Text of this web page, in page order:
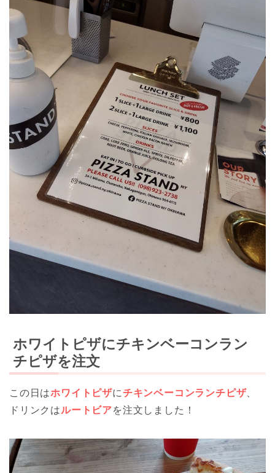
ホワイトピザにチキンベーコンラン
チピザを注文
この日はホワイトピザにチキンベーコンランチピザ、
ドリンクはルートビアを注文しました！